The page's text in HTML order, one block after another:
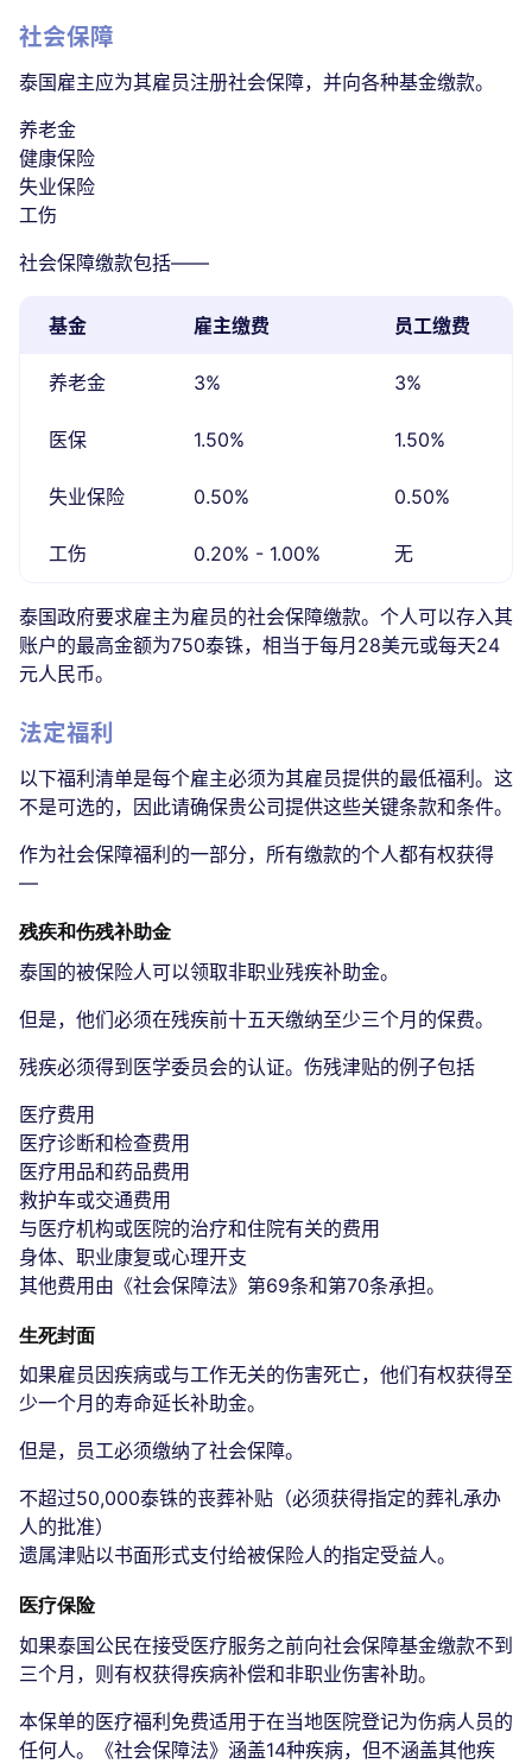
社会保障
泰国雇主应为其雇员注册社会保障，并向各种基金缴款。
养老金
健康保险
失业保险
工伤
社会保障缴款包括——
基金 雇主缴费 员工缴费
养老金 3% 3%
医保 1.50% 1.50%
失业保险 0.50% 0.50%
工伤 0.20% - 1.00% 无
泰国政府要求雇主为雇员的社会保障缴款。个人可以存入其
账户的最高金额为750泰铢，相当于每月28美元或每天24
元人民币。
法定福利
以下福利清单是每个雇主必须为其雇员提供的最低福利。这
不是可选的，因此请确保贵公司提供这些关键条款和条件。
作为社会保障福利的一部分，所有缴款的个人都有权获得
—
残疾和伤残补助金
泰国的被保险人可以领取非职业残疾补助金。
但是，他们必须在残疾前十五天缴纳至少三个月的保费。
残疾必须得到医学委员会的认证。伤残津贴的例子包括
医疗费用
医疗诊断和检查费用
医疗用品和药品费用
救护车或交通费用
与医疗机构或医院的治疗和住院有关的费用
身体、职业康复或心理开支
其他费用由《社会保障法》第69条和第70条承担。
生死封面
如果雇员因疾病或与工作无关的伤害死亡，他们有权获得至
少一个月的寿命延长补助金。
但是，员工必须缴纳了社会保障。
不超过50,000泰铢的丧葬补贴（必须获得指定的葬礼承办
人的批准）
遗属津贴以书面形式支付给被保险人的指定受益人。
医疗保险
如果泰国公民在接受医疗服务之前向社会保障基金缴款不到
三个月，则有权获得疾病补偿和非职业伤害补助。
本保单的医疗福利免费适用于在当地医院登记为伤病人员的
任何人。《社会保障法》涵盖14种疾病，但不涵盖其他疾